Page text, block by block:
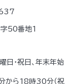
50番地1
日・祝日、年末年始
から18時30分（祝